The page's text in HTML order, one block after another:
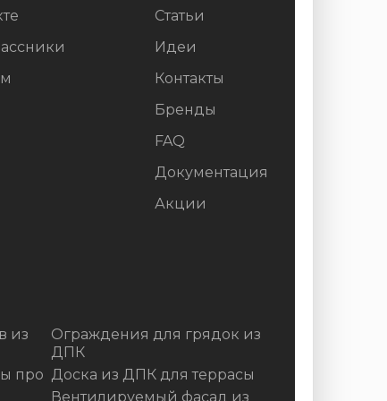
Статьи
Идеи
Контакты
Бренды
FAQ
Документация
Акции
из
про
Ограждения для грядок из
ДПК
Доска из ДПК для террасы
Вентилируемый фасад из